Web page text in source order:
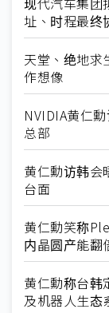
址、时程最终
天堂、绝地
作想像
NVIDIA黄仁
总部
黄仁勳访韩
台面
黄仁勳笑称
内晶圆产能翻
黄仁勳称台
及机器人生态